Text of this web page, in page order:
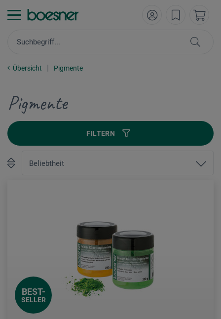
Übersicht Pigmente
Pigmente
FILTERN
BEST-
SELLER